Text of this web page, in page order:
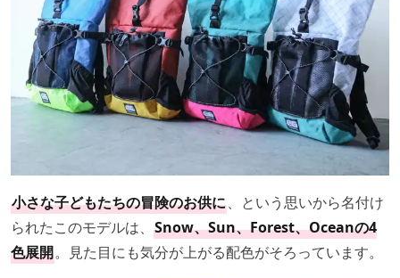
小さな子どもたちの冒険のお供に、という思いから名付け
られたこのモデルは、 Snow、Sun、Forest、Oceanの4
色展開。見た目にも気分が上がる配色がそろっています。